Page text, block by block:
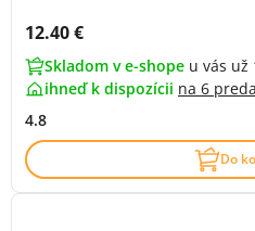
Cena s DPH:
12.40 €
Skladom v e-shope u vás už
ihneď k dispozícii na 6
4.8
Do